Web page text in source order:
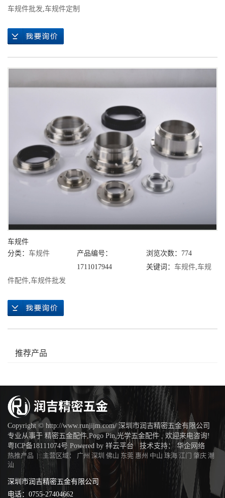
车规件批发,车规件定制
车规件
分类： 车规件
产品编号：
1711017944
浏览次数：774
关键词： 车规件,车规
件配件,车规件批发
推荐产品
Copyright © http://www.runjijm.com/ 深圳市润吉精密五金有限公司
专业从事于精密五金配件,Pogo Pin,光学五金配件, 欢迎来电咨询!
粤ICP备18111074号 Powered by 祥云平台技术支持： 华企网络
热推产品 | 主营区域： 广州 深圳 佛山 东莞 惠州 中山 珠海 江门 肇庆 潮
汕
深圳市润吉精密五金有限公司
电话：0755-27404662